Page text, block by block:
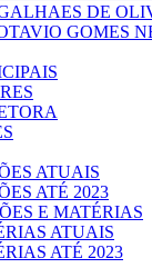
DE
GOMES
ATUAIS
ATÉ 2023
E MATÉRIAS
ATUAIS
ATÉ 2023